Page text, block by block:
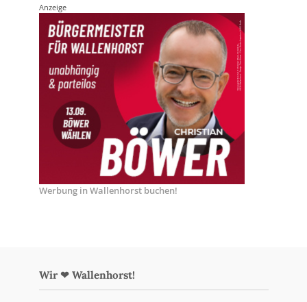
Anzeige
Werbung in Wallenhorst buchen!
Wir ❤ Wallenhorst!